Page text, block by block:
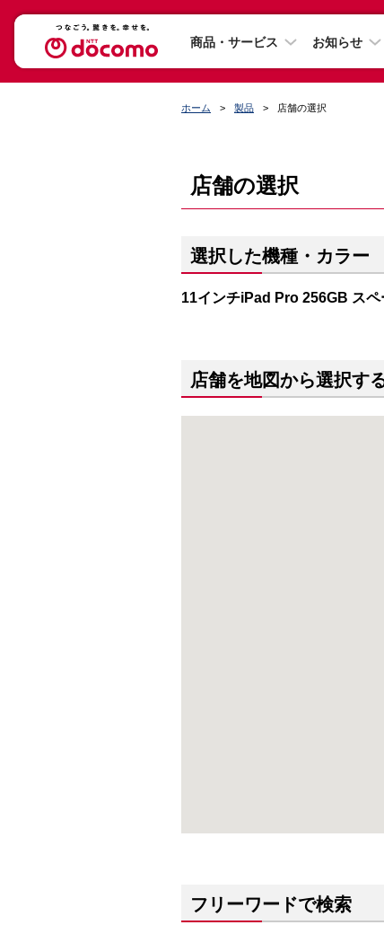
商品・サービス お知らせ
ホーム 製品 店舗の選択
店舗の選択
選択した機種・カラー
11インチiPad Pro 256GB スペ
店舗を地図から選択す
フリーワードで検索